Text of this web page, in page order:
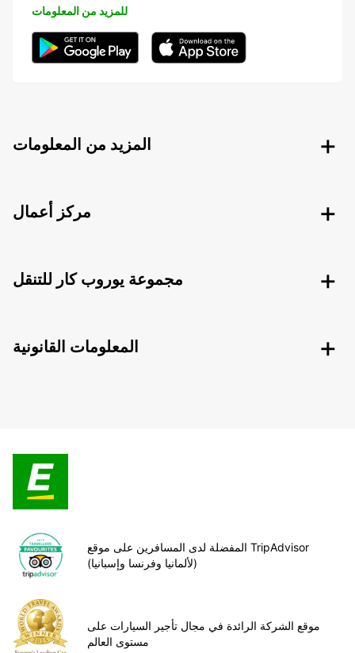
للمزيد من المعلومات
المزيد من المعلومات
مركز أعمال
مجموعة يوروب كار للتنقل
المعلومات القانونية
المفضلة لدى المسافرين على موقع TripAdvisor
(لألمانيا وفرنسا وإسبانيا)
موقع الشركة الرائدة في مجال تأجير السيارات على
مستوى العالم